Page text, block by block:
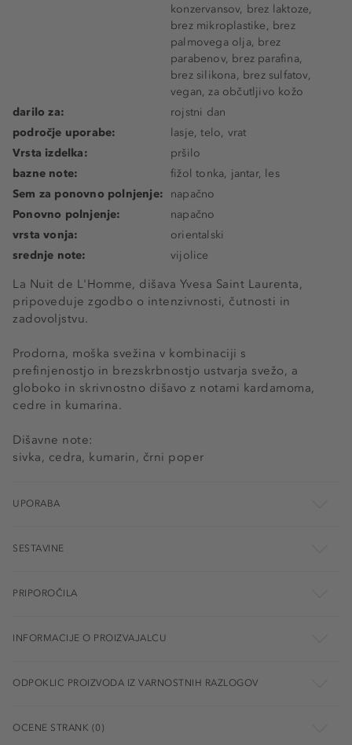
La Nuit de L'Homme, dišava Yvesa Saint Laurenta,
pripoveduje zgodbo o intenzivnosti, čutnosti in
zadovoljstvu.
Prodorna, moška svežina v kombinaciji s
prefinjenostjo in brezskrbnostjo ustvarja svežo, a
globoko in skrivnostno dišavo z notami kardamoma,
cedre in kumarina.
Dišavne note:
sivka, cedra, kumarin, črni poper
konzervansov, brez laktoze,
brez mikroplastike, brez
palmovega olja, brez
parabenov, brez parafina,
brez silikona, brez sulfatov,
vegan, za občutljivo kožo
darilo za:
rojstni dan
področje uporabe:
lasje, telo, vrat
Vrsta izdelka:
pršilo
bazne note:
fižol tonka, jantar, les
Sem za ponovno polnjenje:
napačno
Ponovno polnjenje:
napačno
vrsta vonja:
orientalski
srednje note:
vijolice
UPORABA
SESTAVINE
PRIPOROČILA
INFORMACIJE O PROIZVAJALCU
ODPOKLIC PROIZVODA IZ VARNOSTNIH RAZLOGOV
OCENE STRANK (0)